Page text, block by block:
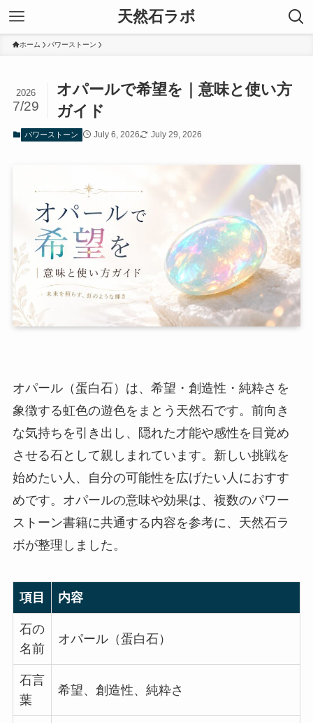
天然石ラボ
ホーム パワーストーン
オパールで希望を｜意味と使い方
ガイド
2026
7/29
パワーストーン July 6, 2026 July 29, 2026
オパール（蛋白石）は、希望・創造性・純粋さを
象徴する虹色の遊色をまとう天然石です。前向き
な気持ちを引き出し、隠れた才能や感性を目覚め
させる石として親しまれています。新しい挑戦を
始めたい人、自分の可能性を広げたい人におすす
めです。オパールの意味や効果は、複数のパワー
ストーン書籍に共通する内容を参考に、天然石ラ
ボが整理しました。
項目 内容
石の
名前
オパール（蛋白石）
石言
葉
希望、創造性、純粋さ